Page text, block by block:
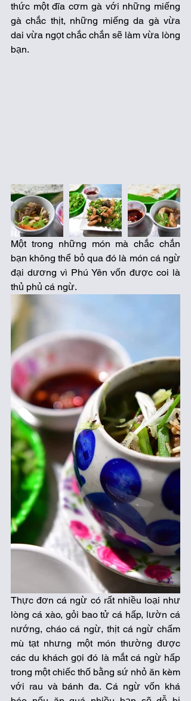
thức một đĩa cơm gà với những miếng
gà chắc thịt, những miếng da gà vừa
dai vừa ngọt chắc chắn sẽ làm vừa lòng
bạn.
Một trong những món mà chắc chắn
bạn không thể bỏ qua đó là món cá ngừ
đại dương vì Phú Yên vốn được coi là
thủ phủ cá ngừ.
Thực đơn cá ngừ có rất nhiều loại như
lòng cá xào, gỏi bao tử cá hấp, lườn cá
nướng, cháo cá ngừ, thịt cá ngừ chấm
mù tạt nhưng một món thường được
các du khách gọi đó là mắt cá ngừ hấp
trong một chiếc thố bằng sứ nhỏ ăn kèm
với rau và bánh đa. Cá ngừ vốn khá